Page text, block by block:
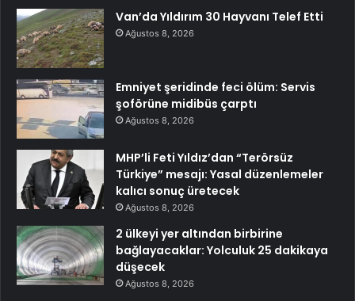
Van’da Yıldırım 30 Hayvanı Telef Etti
Ağustos 8, 2026
Emniyet şeridinde feci ölüm: Servis
şoförüne midibüs çarptı
Ağustos 8, 2026
MHP’li Feti Yıldız’dan “Terörsüz
Türkiye” mesajı: Yasal düzenlemeler
kalıcı sonuç üretecek
Ağustos 8, 2026
2 ülkeyi yer altından birbirine
bağlayacaklar: Yolculuk 25 dakikaya
düşecek
Ağustos 8, 2026